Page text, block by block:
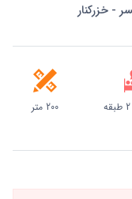
- خزرکنار
200 متر